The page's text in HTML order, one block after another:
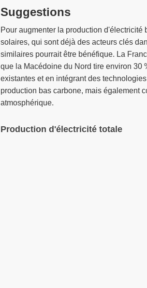
Suggestions
Pour augmenter la production
solaires, qui sont déjà des acteurs clés
similaires pourrait être bénéfique. La
que la Macédoine du Nord tire environ 30
existantes et en intégrant des
production bas carbone, mais également
atmosphérique.
Production d'électricité totale